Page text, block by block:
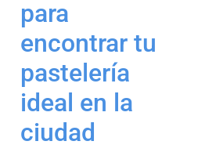
para
encontrar tu
pastelería
ideal en la
ciudad